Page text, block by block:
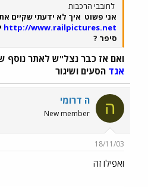
לחובבי הרכבות
אני פשוט איך לא ידעתי שקיים
http://www.railpictures.net
סיפר ?
ואם אז כבר נצל"ש לאתר נוסף
אגד הסעים ושיגור
ה ה דרומי
New member
18/11/03
ואפילו זה